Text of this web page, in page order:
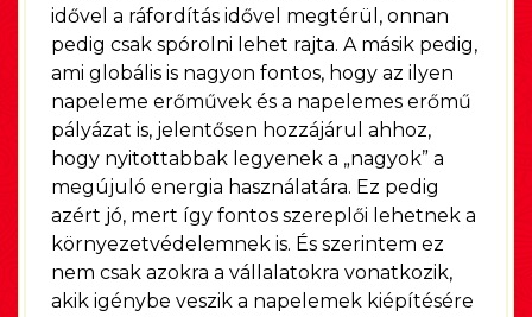
idővel a ráfordítás idővel megtérül, onnan
pedig csak spórolni lehet rajta. A másik pedig,
ami globális is nagyon fontos, hogy az ilyen
napeleme erőművek és a napelemes erőmű
pályázat is, jelentősen hozzájárul ahhoz,
hogy nyitottabbak legyenek a „nagyok” a
megújuló energia használatára. Ez pedig
azért jó, mert így fontos szereplői lehetnek a
környezetvédelemnek is. És szerintem ez
nem csak azokra a vállalatokra vonatkozik,
akik igénybe veszik a napelemek kiépítésére